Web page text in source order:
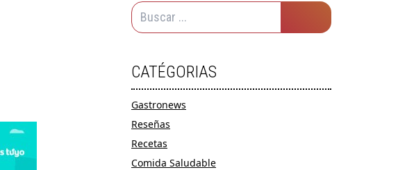
CATÉGORIAS
Gastronews
Reseñas
Recetas
Comida Saludable